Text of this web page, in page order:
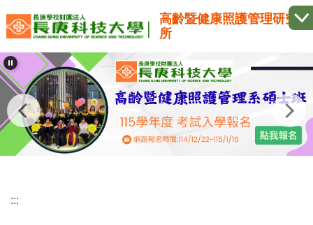
到
要
內
容
區
高齡暨健康照護管理研究
所
:::